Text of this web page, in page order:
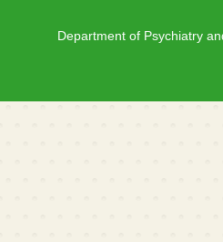
Department of Psychiatry